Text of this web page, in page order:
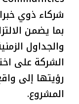
شركاء ذوي
بما يضمن
والجداول
الشركة على
رؤيتها إلى
المشروع.